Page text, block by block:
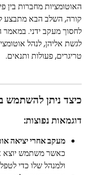
האוטומציות מחברות
קורה, השלב הבא מתבצע
לחסוך מעקב ידני.
לגשת אליהן, לנהל
טריגרים, פעולות ותנאים.
כיצד ניתן להשתמש
דוגמאות נפוצות:
מעקב אחרי יציאה
כאשר משתמש יוצא
ולמנהל שלו כדי